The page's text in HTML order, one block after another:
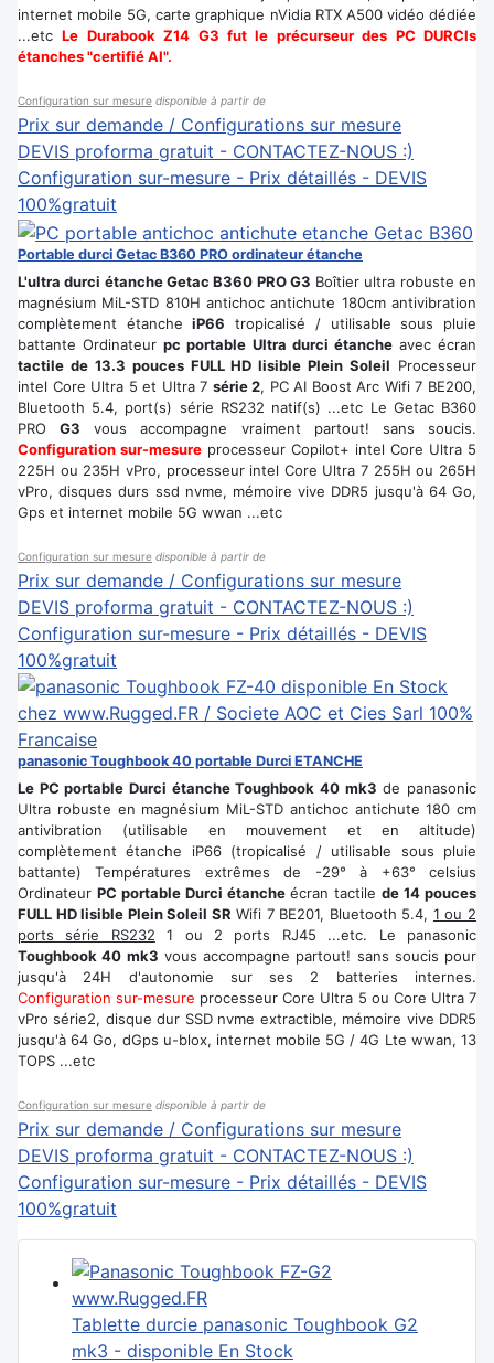
internet mobile 5G, carte graphique nVidia RTX A500 vidéo dédiée
...etcLe Durabook Z14 G3 fut le précurseur des PC DURCIs
étanches "certifié AI".
Configuration sur mesure disponible à partir de
Prix sur demande / Configurations sur mesure
DEVIS proforma gratuit - CONTACTEZ-NOUS :)
Configuration sur-mesure - Prix détaillés - DEVIS
100%gratuit
Portable durci Getac B360 PRO ordinateur étanche
L'ultra durci étanche Getac B360 PRO G3 Boîtier ultra robuste en
magnésium MiL-STD 810H antichoc antichute 180cm antivibration
complètement étancheiP66 tropicalisé / utilisable sous pluie
battante Ordinateurpc portable Ultra durci étancheavec écran
tactile de 13.3 pouces FULL HD lisible Plein Soleil Processeur
intel Core Ultra 5 et Ultra 7 série 2, PC AI Boost Arc Wifi 7 BE200,
Bluetooth 5.4, port(s) série RS232 natif(s) ...etc Le Getac B360
PROG3 vous accompagne vraiment partout! sans soucis.
Configuration sur-mesure processeur Copilot+ intel Core Ultra 5
225H ou 235H vPro, processeur intel Core Ultra 7 255H ou 265H
vPro, disques durs ssd nvme, mémoire vive DDR5 jusqu'à 64 Go,
Gps et internet mobile 5G wwan ...etc
Configuration sur mesure disponible à partir de
Prix sur demande / Configurations sur mesure
DEVIS proforma gratuit - CONTACTEZ-NOUS :)
Configuration sur-mesure - Prix détaillés - DEVIS
100%gratuit
panasonic Toughbook 40 portable Durci ETANCHE
Le PC portable Durci étanche Toughbook 40 mk3 de panasonic
Ultra robuste en magnésium MiL-STD antichoc antichute 180 cm
antivibration (utilisable en mouvement et en altitude)
complètement étanche iP66 (tropicalisé / utilisable sous pluie
battante) Températures extrêmes de -29° à +63° celsius
Ordinateur PC portable Durci étancheécran tactilede 14 pouces
FULL HD lisible Plein Soleil SR Wifi 7 BE201, Bluetooth 5.4, 1 ou 2
ports série RS232 1 ou 2 ports RJ45 ...etc. Le panasonic
Toughbook 40 mk3 vous accompagne partout! sans soucis pour
jusqu'à 24H d'autonomie sur ses 2 batteries internes.
Configuration sur-mesure processeur Core Ultra 5 ou Core Ultra 7
vPro série2, disque dur SSD nvme extractible, mémoire vive DDR5
jusqu'à 64 Go, dGps u-blox, internet mobile 5G / 4G Lte wwan, 13
TOPS ...etc
Configuration sur mesure disponible à partir de
Prix sur demande / Configurations sur mesure
DEVIS proforma gratuit - CONTACTEZ-NOUS :)
Configuration sur-mesure - Prix détaillés - DEVIS
100%gratuit
Tablette durcie panasonic Toughbook G2
mk3 - disponible En Stock